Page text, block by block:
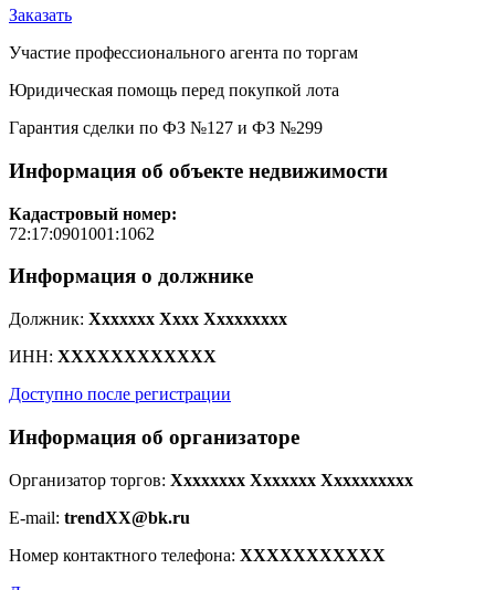
Заказать
Участие профессионального агента по торгам
Юридическая помощь перед покупкой лота
Гарантия сделки по ФЗ №127 и ФЗ №299
Информация об объекте недвижимости
Кадастровый номер:
72:17:0901001:1062
Информация о должнике
Должник: Xxxxxxx Xxxx Xxxxxxxxx
ИНН: XXXXXXXXXXXX
Доступно после регистрации
Информация об организаторе
Организатор торгов: Xxxxxxxx Xxxxxxx Xxxxxxxxxx
E-mail: trendXX@bk.ru
Номер контактного телефона: XXXXXXXXXXX